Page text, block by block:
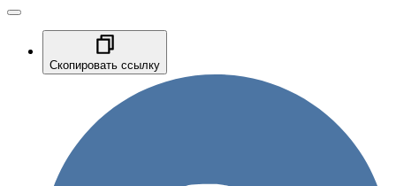
Скопировать ссылку